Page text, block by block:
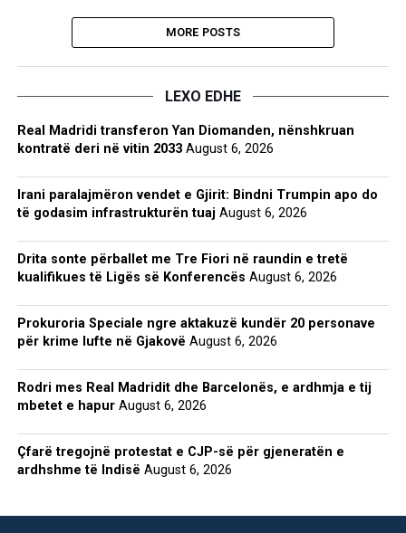
MORE POSTS
LEXO EDHE
Real Madridi transferon Yan Diomanden, nënshkruan
kontratë deri në vitin 2033 August 6, 2026
Irani paralajmëron vendet e Gjirit: Bindni Trumpin apo do
të godasim infrastrukturën tuaj August 6, 2026
Drita sonte përballet me Tre Fiori në raundin e tretë
kualifikues të Ligës së Konferencës August 6, 2026
Prokuroria Speciale ngre aktakuzë kundër 20 personave
për krime lufte në Gjakovë August 6, 2026
Rodri mes Real Madridit dhe Barcelonës, e ardhmja e tij
mbetet e hapur August 6, 2026
Çfarë tregojnë protestat e CJP-së për gjeneratën e
ardhshme të Indisë August 6, 2026